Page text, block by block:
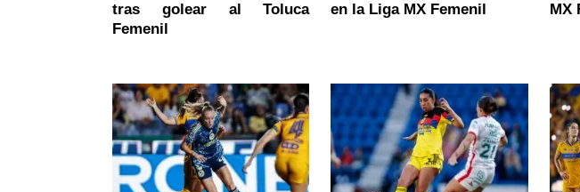
tras golear al Toluca
Femenil
en la Liga MX Femenil
MX